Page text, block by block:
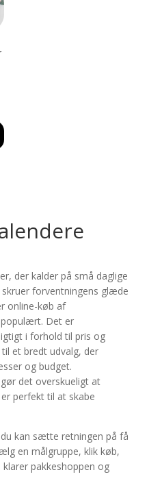
der kalder på små daglige
forventningens glæde
online-køb af
populært. Det er
i forhold til pris og
et bredt udvalg, der
og budget.
det overskueligt at
perfekt til at skabe
kan sætte retningen på få
en målgruppe, klik køb,
pakkeshoppen og